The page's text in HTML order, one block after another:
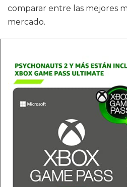
comparar entre las mejores
mercado.